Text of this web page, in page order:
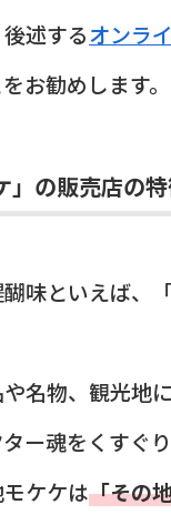
述するオンラ
お勧めします。
」の販売店の
味といえば、
名物、観光地
ー魂をくすぐり
ケケは「その